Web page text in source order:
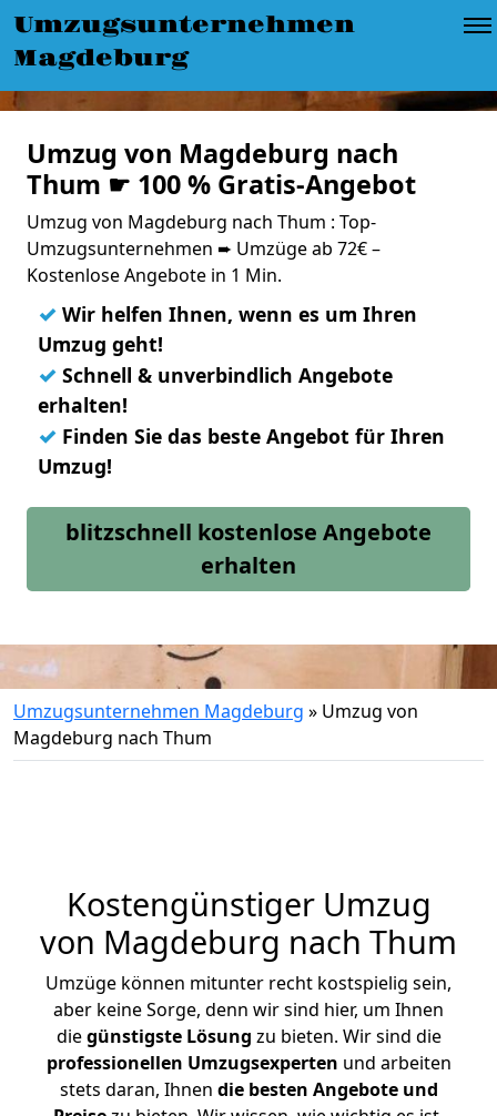
Umzugsunternehmen
Magdeburg
Umzug von Magdeburg nach
Thum ☛ 100 % Gratis-Angebot
Umzug von Magdeburg nach Thum : Top-
Umzugsunternehmen ➨ Umzüge ab 72€ –
Kostenlose Angebote in 1 Min.
✓ Wir helfen Ihnen, wenn es um Ihren
Umzug geht!
✓ Schnell & unverbindlich Angebote
erhalten!
✓ Finden Sie das beste Angebot für Ihren
Umzug!
blitzschnell kostenlose Angebote
erhalten
Umzugsunternehmen Magdeburg » Umzug von
Magdeburg nach Thum
Kostengünstiger Umzug
von Magdeburg nach Thum
Umzüge können mitunter recht kostspielig sein,
aber keine Sorge, denn wir sind hier, um Ihnen
diegünstigste Lösung zu bieten. Wir sind die
professionellen Umzugsexperten und arbeiten
stets daran, Ihnen die besten Angebote und